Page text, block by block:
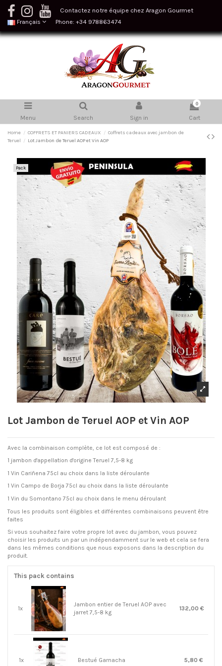
Contactez notre équipe chez Aragon Gourmet
Français
Phone: +34 978863474
Menu Search Sign in
0
Cart
Home COFFRETS ET PANIERS CADEAUX
Coffrets cadeaux avec jambon de
Teruel
Lot Jambon de Teruel AOP et Vin AOP
Pack
Lot Jambon de Teruel AOP et Vin AOP
Avec la combinaison complète, ce lot est composé de :
1 jambon d'appellation d'origine Teruel 7,5-8 kg
1 Vin Cariñena 75cl au choix dans la liste déroulante
1 Vin Campo de Borja 75cl au choix dans la liste déroulante
1 Vin du Somontano 75cl au choix dans le menu déroulant
Tous les produits sont éligibles et différentes combinaisons peuvent être
faites
Si vous souhaitez faire votre propre lot avec du jambon, vous pouvez
choisir les produits un par un indépendamment sur le web et cela se fera
dans les mêmes conditions que nous exposons dans la description du
produit.
This pack contains
1x
Jambon entier de Teruel AOP avec
jarret 7,5-8 kg
132,00 €
1x Bestué Garnacha 5,80 €